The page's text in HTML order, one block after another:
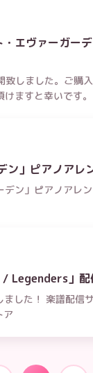
・エヴァーガ
致しました。ご購
ますと幸いです。
ン」ピアノアレ
デン」ピアノア
Legenders」配
した！ 楽譜配信
ア